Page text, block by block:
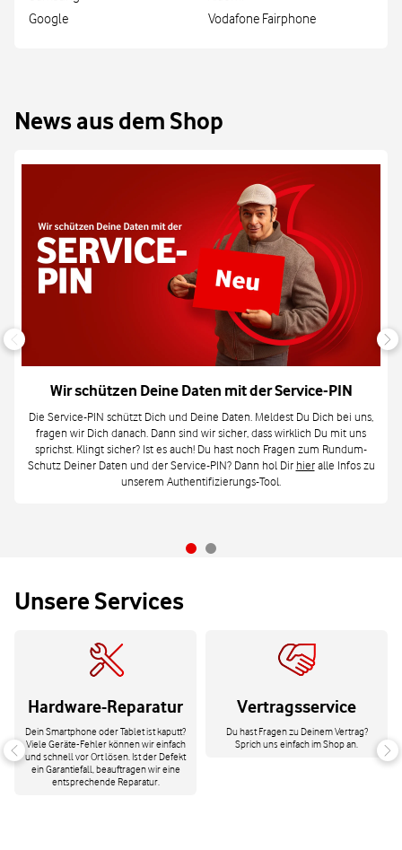
Google
Vodafone Fairphone
News aus dem Shop
Wir schützen Deine Daten mit der Service-PIN
Die Service-PIN schützt Dich und Deine Daten. Meldest Du Dich bei uns,
fragen wir Dich danach. Dann sind wir sicher, dass wirklich Du mit uns
sprichst. Klingt sicher? Ist es auch! Du hast noch Fragen zum Rundum-
Schutz Deiner Daten und der Service-PIN? Dann hol Dir hieralle Infos zu
unserem Authentifizierungs-Tool.
Unsere Services
Hardware-Reparatur
Dein Smartphone oder Tablet ist kaputt?
Viele Geräte-Fehler können wir einfach
und schnell vor Ort lösen. Ist der Defekt
ein Garantiefall, beauftragen wir eine
entsprechende Reparatur.
Vertragsservice
Du hast Fragen zu Deinem Vertrag?
Sprich uns einfach im Shop an.